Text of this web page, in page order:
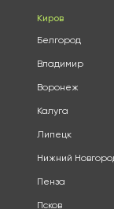
Киров
Белгород
Владимир
Воронеж
Калуга
Липецк
Нижний
Пенза
Псков